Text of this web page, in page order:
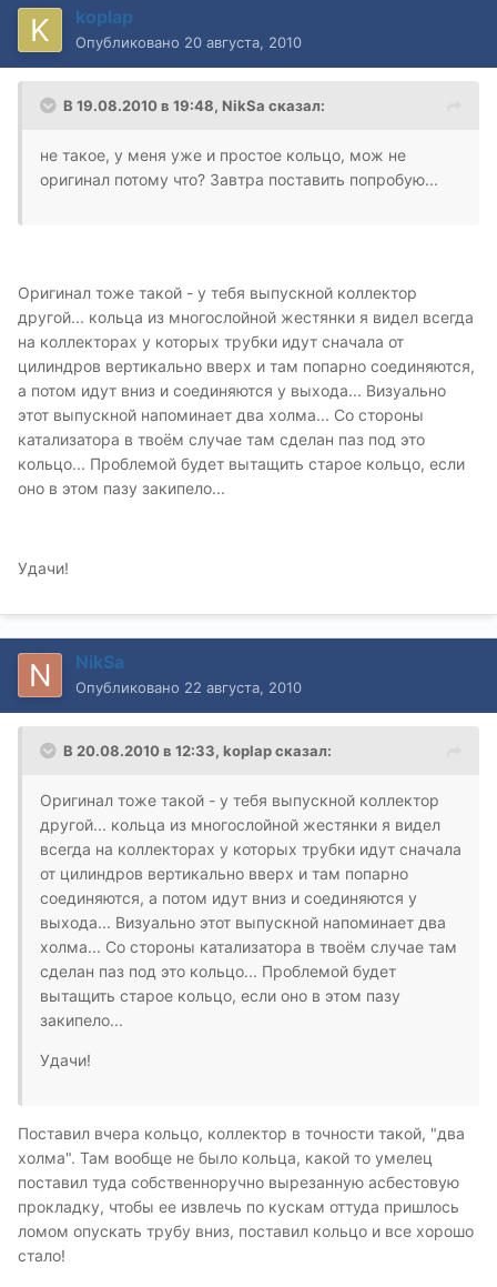
koplap
Опубликовано 20 августа, 2010
В 19.08.2010 в 19:48, NikSa сказал:
не такое, у меня уже и простое кольцо, мож не
оригинал потому что? Завтра поставить попробую...
Оригинал тоже такой - у тебя выпускной коллектор
другой... кольца из многослойной жестянки я видел всегда
на коллекторах у которых трубки идут сначала от
цилиндров вертикально вверх и там попарно соединяются,
а потом идут вниз и соединяются у выхода... Визуально
этот выпускной напоминает два холма... Со стороны
катализатора в твоём случае там сделан паз под это
кольцо... Проблемой будет вытащить старое кольцо, если
оно в этом пазу закипело...
Удачи!
NikSa
Опубликовано 22 августа, 2010
В 20.08.2010 в 12:33, koplap сказал:
Оригинал тоже такой - у тебя выпускной коллектор
другой... кольца из многослойной жестянки я видел
всегда на коллекторах у которых трубки идут сначала
от цилиндров вертикально вверх и там попарно
соединяются, а потом идут вниз и соединяются у
выхода... Визуально этот выпускной напоминает два
холма... Со стороны катализатора в твоём случае там
сделан паз под это кольцо... Проблемой будет
вытащить старое кольцо, если оно в этом пазу
закипело...
Удачи!
Поставил вчера кольцо, коллектор в точности такой, "два
холма". Там вообще не было кольца, какой то умелец
поставил туда собственноручно вырезанную асбестовую
прокладку, чтобы ее извлечь по кускам оттуда пришлось
ломом опускать трубу вниз, поставил кольцо и все хорошо
стало!